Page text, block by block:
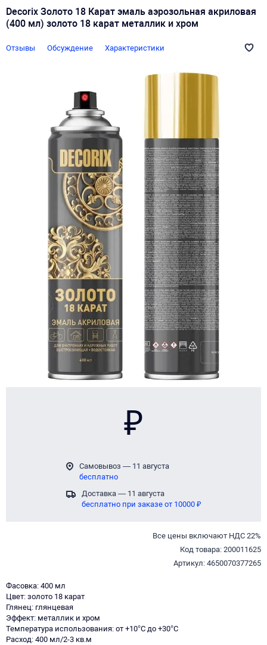
Decorix Золото 18 Карат эмаль аэрозольная акриловая
(400 мл) золото 18 карат металлик и хром
Отзывы Обсуждение Характеристики
₽
Самовывоз — 11 августа
бесплатно
Доставка — 11 августа
бесплатно при заказе от 10000 ₽
Все цены включают НДС 22%
Код товара: 200011625
Артикул: 4650070377265
Фасовка: 400 мл
Цвет: золото 18 карат
Глянец: глянцевая
Эффект: металлик и хром
Температура использования: от +10°С до +30°С
Расход: 400 мл/2-3 кв.м